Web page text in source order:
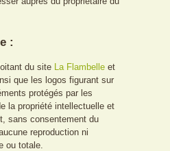
:
du site La Flambelle et
que les logos figurant sur
protégés par les
la propriété intellectuelle et
sans consentement du
reproduction ni
ou totale.